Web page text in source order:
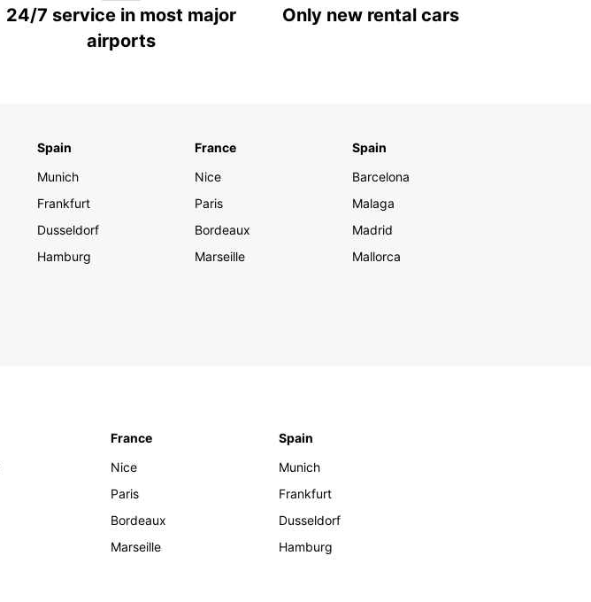
24/7 service in most major
airports
Only new rental cars
Spain
Munich
Frankfurt
Dusseldorf
Hamburg
France
Nice
Paris
Bordeaux
Marseille
Spain
Barcelona
Malaga
Madrid
Mallorca
France
Nice
Paris
Bordeaux
Marseille
Spain
Munich
Frankfurt
Dusseldorf
Hamburg